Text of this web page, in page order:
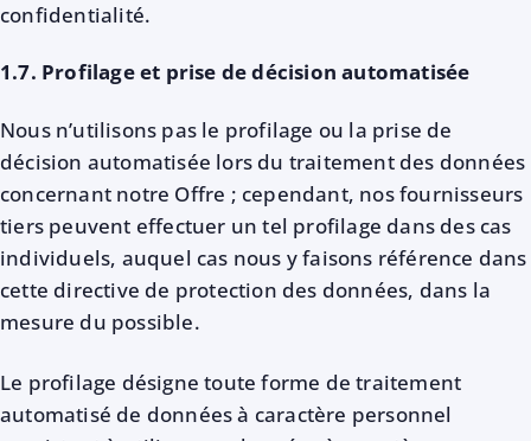
confidentialité.
1.7. Profilage et prise de décision automatisée
Nous n’utilisons pas le profilage ou la prise de
décision automatisée lors du traitement des données
concernant notre Offre ; cependant, nos fournisseurs
tiers peuvent effectuer un tel profilage dans des cas
individuels, auquel cas nous y faisons référence dans
cette directive de protection des données, dans la
mesure du possible.
Le profilage désigne toute forme de traitement
automatisé de données à caractère personnel